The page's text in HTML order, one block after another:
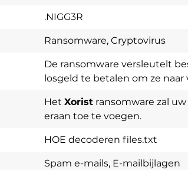
.NIGG3R
Ransomware, Cryptovirus
De ransomware versleutelt
losgeld te betalen om ze
Het Xorist ransomware zal
eraan toe te voegen.
HOE decoderen files.txt
Spam e-mails, E-mailbijlagen
Spy Hunter